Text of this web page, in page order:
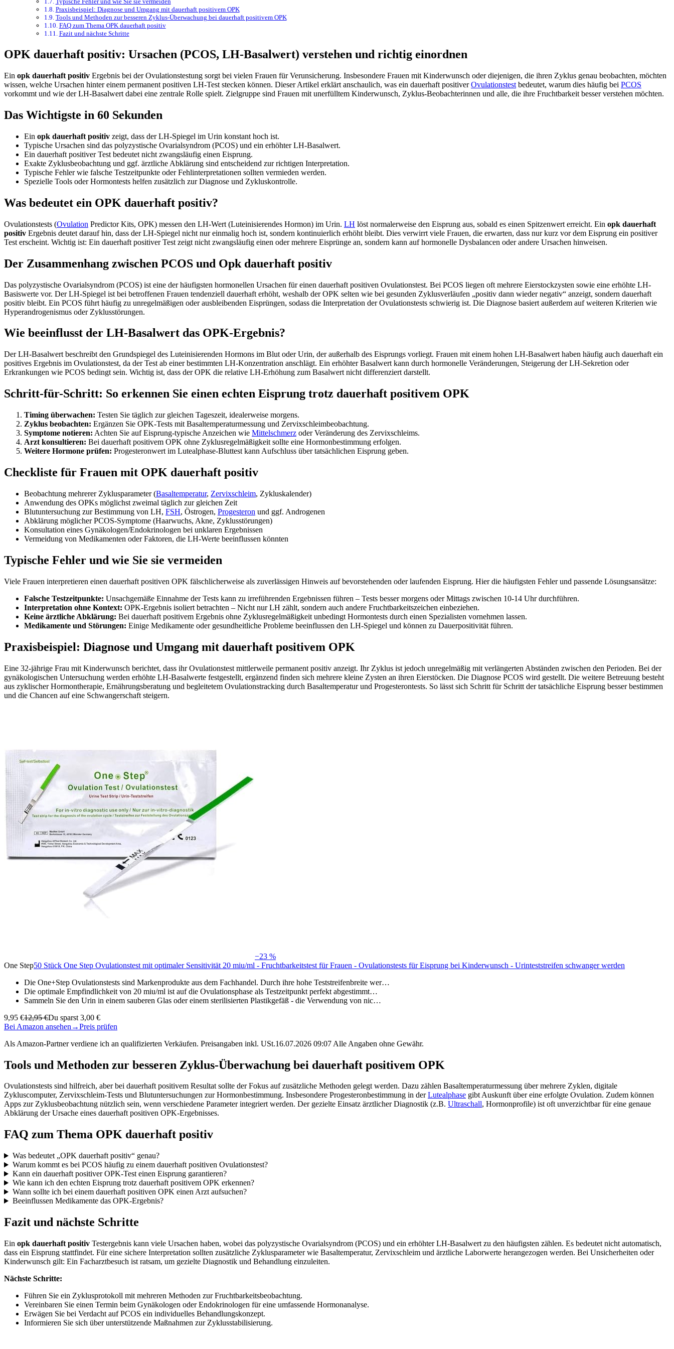
Praxisbeispiel: Diagnose und Umgang mit dauerhaft positivem OPK
Tools und Methoden zur besseren Zyklus-Überwachung bei dauerhaft positivem OPK
FAQ zum Thema OPK dauerhaft positiv
Fazit und nächste Schritte
OPK dauerhaft positiv: Ursachen (PCOS, LH-Basalwert) verstehen und richtig einordnen
Ein opk dauerhaft positiv Ergebnis bei der Ovulationstestung sorgt bei vielen Frauen für Verunsicherung. Insbesondere Frauen mit Kinderwunsch oder diejenigen, die ihren Zyklus genau beobachten, möchten
wissen, welche Ursachen hinter einem permanent positiven LH-Test stecken können. Dieser Artikel erklärt anschaulich, was ein dauerhaft positiverOvulationstest bedeutet, warum dies häufig bei PCOS
vorkommt und wie der LH-Basalwert dabei eine zentrale Rolle spielt. Zielgruppe sind Frauen mit unerfülltem Kinderwunsch, Zyklus-Beobachterinnen und alle, die ihre Fruchtbarkeit besser verstehen möchten.
Das Wichtigste in 60 Sekunden
Ein opk dauerhaft positiv zeigt, dass der LH-Spiegel im Urin konstant hoch ist.
Typische Ursachen sind das polyzystische Ovarialsyndrom (PCOS) und ein erhöhter LH-Basalwert.
Ein dauerhaft positiver Test bedeutet nicht zwangsläufig einen Eisprung.
Exakte Zyklusbeobachtung und ggf. ärztliche Abklärung sind entscheidend zur richtigen Interpretation.
Typische Fehler wie falsche Testzeitpunkte oder Fehlinterpretationen sollten vermieden werden.
Spezielle Tools oder Hormontests helfen zusätzlich zur Diagnose und Zykluskontrolle.
Was bedeutet ein OPK dauerhaft positiv?
Ovulationstests (Ovulation Predictor Kits, OPK) messen den LH-Wert (Luteinisierendes Hormon) im Urin. LH löst normalerweise den Eisprung aus, sobald es einen Spitzenwert erreicht. Ein opk dauerhaft
positiv Ergebnis deutet darauf hin, dass der LH-Spiegel nicht nur einmalig hoch ist, sondern kontinuierlich erhöht bleibt. Dies verwirrt viele Frauen, die erwarten, dass nur kurz vor dem Eisprung ein positiver
Test erscheint. Wichtig ist: Ein dauerhaft positiver Test zeigt nicht zwangsläufig einen oder mehrere Eisprünge an, sondern kann auf hormonelle Dysbalancen oder andere Ursachen hinweisen.
Der Zusammenhang zwischen PCOS und Opk dauerhaft positiv
Das polyzystische Ovarialsyndrom (PCOS) ist eine der häufigsten hormonellen Ursachen für einen dauerhaft positiven Ovulationstest. Bei PCOS liegen oft mehrere Eierstockzysten sowie eine erhöhte LH-
Basiswerte vor. Der LH-Spiegel ist bei betroffenen Frauen tendenziell dauerhaft erhöht, weshalb der OPK selten wie bei gesunden Zyklusverläufen „positiv dann wieder negativ“ anzeigt, sondern dauerhaft
positiv bleibt. Ein PCOS führt häufig zu unregelmäßigen oder ausbleibenden Eisprüngen, sodass die Interpretation der Ovulationstests schwierig ist. Die Diagnose basiert außerdem auf weiteren Kriterien wie
Hyperandrogenismus oder Zyklusstörungen.
Wie beeinflusst der LH-Basalwert das OPK-Ergebnis?
Der LH-Basalwert beschreibt den Grundspiegel des Luteinisierenden Hormons im Blut oder Urin, der außerhalb des Eisprungs vorliegt. Frauen mit einem hohen LH-Basalwert haben häufig auch dauerhaft ein
positives Ergebnis im Ovulationstest, da der Test ab einer bestimmten LH-Konzentration anschlägt. Ein erhöhter Basalwert kann durch hormonelle Veränderungen, Steigerung der LH-Sekretion oder
Erkrankungen wie PCOS bedingt sein. Wichtig ist, dass der OPK die relative LH-Erhöhung zum Basalwert nicht differenziert darstellt.
Schritt-für-Schritt: So erkennen Sie einen echten Eisprung trotz dauerhaft positivem OPK
Timing überwachen: Testen Sie täglich zur gleichen Tageszeit, idealerweise morgens.
Zyklus beobachten: Ergänzen Sie OPK-Tests mit Basaltemperaturmessung und Zervixschleimbeobachtung.
Symptome notieren: Achten Sie auf Eisprung-typische Anzeichen wie Mittelschmerz oder Veränderung des Zervixschleims.
Arzt konsultieren: Bei dauerhaft positivem OPK ohne Zyklusregelmäßigkeit sollte eine Hormonbestimmung erfolgen.
Weitere Hormone prüfen: Progesteronwert im Lutealphase-Bluttest kann Aufschluss über tatsächlichen Eisprung geben.
Checkliste für Frauen mit OPK dauerhaft positiv
Beobachtung mehrerer Zyklusparameter (Basaltemperatur, Zervixschleim, Zykluskalender)
Anwendung des OPKs möglichst zweimal täglich zur gleichen Zeit
Blutuntersuchung zur Bestimmung von LH, FSH, Östrogen, Progesteron und ggf. Androgenen
Abklärung möglicher PCOS-Symptome (Haarwuchs, Akne, Zyklusstörungen)
Konsultation eines Gynäkologen/Endokrinologen bei unklaren Ergebnissen
Vermeidung von Medikamenten oder Faktoren, die LH-Werte beeinflussen könnten
Typische Fehler und wie Sie sie vermeiden
Viele Frauen interpretieren einen dauerhaft positiven OPK fälschlicherweise als zuverlässigen Hinweis auf bevorstehenden oder laufenden Eisprung. Hier die häufigsten Fehler und passende Lösungsansätze:
Falsche Testzeitpunkte: Unsachgemäße Einnahme der Tests kann zu irreführenden Ergebnissen führen – Tests besser morgens oder Mittags zwischen 10-14 Uhr durchführen.
Interpretation ohne Kontext: OPK-Ergebnis isoliert betrachten – Nicht nur LH zählt, sondern auch andere Fruchtbarkeitszeichen einbeziehen.
Keine ärztliche Abklärung: Bei dauerhaft positivem Ergebnis ohne Zyklusregelmäßigkeit unbedingt Hormontests durch einen Spezialisten vornehmen lassen.
Medikamente und Störungen: Einige Medikamente oder gesundheitliche Probleme beeinflussen den LH-Spiegel und können zu Dauerpositivität führen.
Praxisbeispiel: Diagnose und Umgang mit dauerhaft positivem OPK
Eine 32-jährige Frau mit Kinderwunsch berichtet, dass ihr Ovulationstest mittlerweile permanent positiv anzeigt. Ihr Zyklus ist jedoch unregelmäßig mit verlängerten Abständen zwischen den Perioden. Bei der
gynäkologischen Untersuchung werden erhöhte LH-Basalwerte festgestellt, ergänzend finden sich mehrere kleine Zysten an ihren Eierstöcken. Die Diagnose PCOS wird gestellt. Die weitere Betreuung besteht
aus zyklischer Hormontherapie, Ernährungsberatung und begleitetem Ovulationstracking durch Basaltemperatur und Progesterontests. So lässt sich Schritt für Schritt der tatsächliche Eisprung besser bestimmen
und die Chancen auf eine Schwangerschaft steigern.
−23 %
One Step50 Stück One Step Ovulationstest mit optimaler Sensitivität 20 miu/ml - Fruchtbarkeitstest für Frauen - Ovulationstests für Eisprung bei Kinderwunsch - Urinteststreifen schwanger werden
Die One+Step Ovulationstests sind Markenprodukte aus dem Fachhandel. Durch ihre hohe Teststreifenbreite wer…
Die optimale Empfindlichkeit von 20 miu/ml ist auf die Ovulationsphase als Testzeitpunkt perfekt abgestimmt…
Sammeln Sie den Urin in einem sauberen Glas oder einem sterilisierten Plastikgefäß - die Verwendung von nic…
9,95 €12,95 €Du sparst 3,00 €
Bei Amazon ansehen →Preis prüfen
Als Amazon-Partner verdiene ich an qualifizierten Verkäufen. Preisangaben inkl. USt.16.07.2026 09:07 Alle Angaben ohne Gewähr.
Tools und Methoden zur besseren Zyklus-Überwachung bei dauerhaft positivem OPK
Ovulationstests sind hilfreich, aber bei dauerhaft positivem Resultat sollte der Fokus auf zusätzliche Methoden gelegt werden. Dazu zählen Basaltemperaturmessung über mehrere Zyklen, digitale
Zykluscomputer, Zervixschleim-Tests und Blutuntersuchungen zur Hormonbestimmung. Insbesondere Progesteronbestimmung in derLutealphase gibt Auskunft über eine erfolgte Ovulation. Zudem können
Apps zur Zyklusbeobachtung nützlich sein, wenn verschiedene Parameter integriert werden. Der gezielte Einsatz ärztlicher Diagnostik (z.B. Ultraschall, Hormonprofile) ist oft unverzichtbar für eine genaue
Abklärung der Ursache eines dauerhaft positiven OPK-Ergebnisses.
FAQ zum Thema OPK dauerhaft positiv
Was bedeutet „OPK dauerhaft positiv“ genau?
Warum kommt es bei PCOS häufig zu einem dauerhaft positiven Ovulationstest?
Kann ein dauerhaft positiver OPK-Test einen Eisprung garantieren?
Wie kann ich den echten Eisprung trotz dauerhaft positivem OPK erkennen?
Wann sollte ich bei einem dauerhaft positiven OPK einen Arzt aufsuchen?
Beeinflussen Medikamente das OPK-Ergebnis?
Fazit und nächste Schritte
Ein opk dauerhaft positiv Testergebnis kann viele Ursachen haben, wobei das polyzystische Ovarialsyndrom (PCOS) und ein erhöhter LH-Basalwert zu den häufigsten zählen. Es bedeutet nicht automatisch,
dass ein Eisprung stattfindet. Für eine sichere Interpretation sollten zusätzliche Zyklusparameter wie Basaltemperatur, Zervixschleim und ärztliche Laborwerte herangezogen werden. Bei Unsicherheiten oder
Kinderwunsch gilt: Ein Facharztbesuch ist ratsam, um gezielte Diagnostik und Behandlung einzuleiten.
Nächste Schritte:
Führen Sie ein Zyklusprotokoll mit mehreren Methoden zur Fruchtbarkeitsbeobachtung.
Vereinbaren Sie einen Termin beim Gynäkologen oder Endokrinologen für eine umfassende Hormonanalyse.
Erwägen Sie bei Verdacht auf PCOS ein individuelles Behandlungskonzept.
Informieren Sie sich über unterstützende Maßnahmen zur Zyklusstabilisierung.